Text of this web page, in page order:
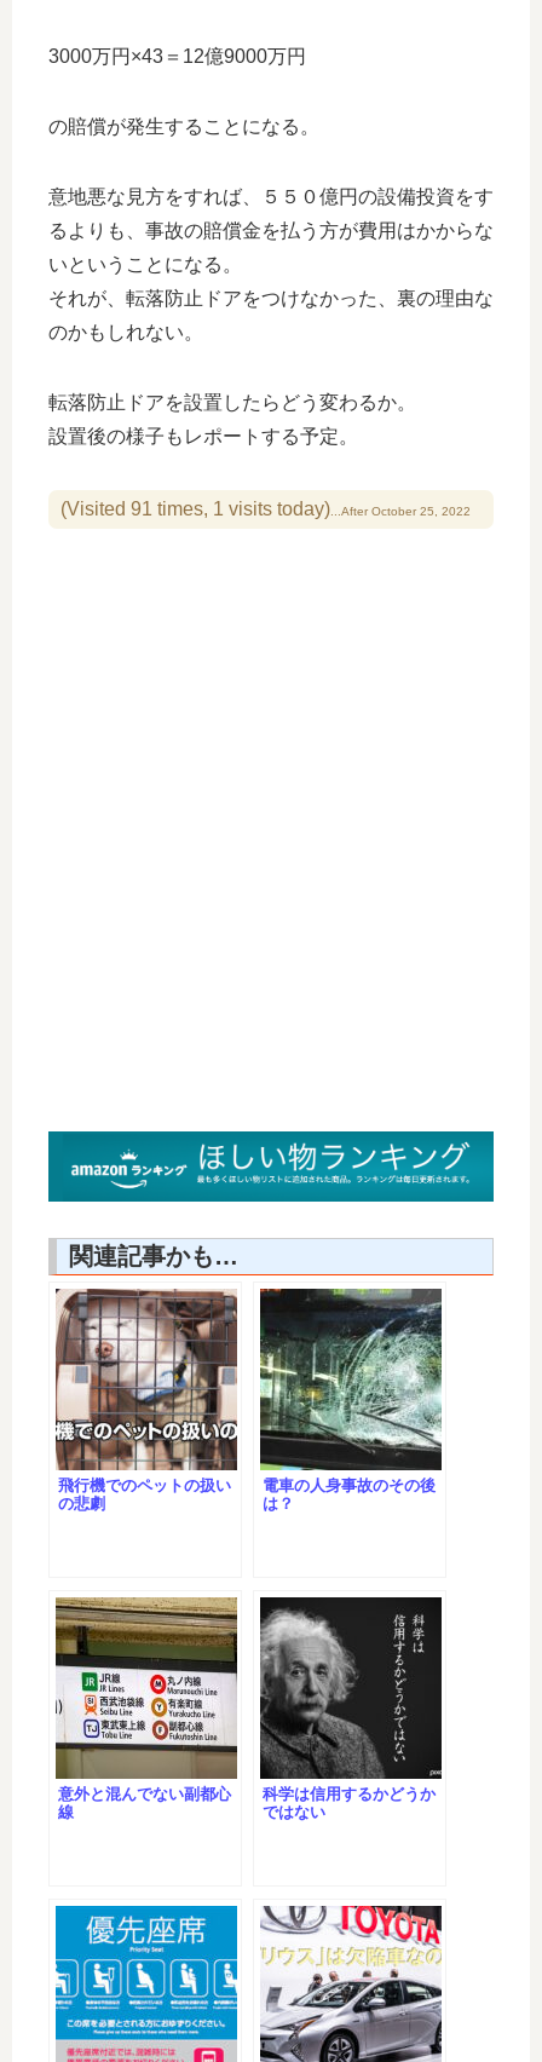
3000万円×43＝12億9000万円
の賠償が発生することになる。
意地悪な見方をすれば、５５０億円の設備投資をす
るよりも、事故の賠償金を払う方が費用はかからな
いということになる。
それが、転落防止ドアをつけなかった、裏の理由な
のかもしれない。
転落防止ドアを設置したらどう変わるか。
設置後の様子もレポートする予定。
(Visited 91 times, 1 visits today)
関連記事かも…
飛行機でのペットの扱い
の悲劇
電車の人身事故のその後
は？
意外と混んでない副都心
線
科学は信用するかどうか
ではない